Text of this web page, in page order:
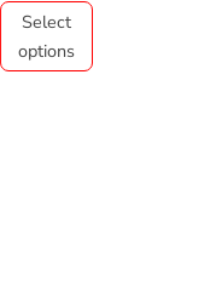
Select
options